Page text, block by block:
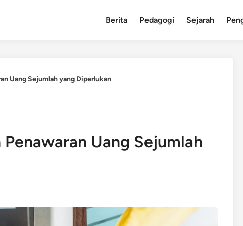
Berita Pedagogi Sejarah
Uang Sejumlah yang Diperlukan
Uang Sejumlah